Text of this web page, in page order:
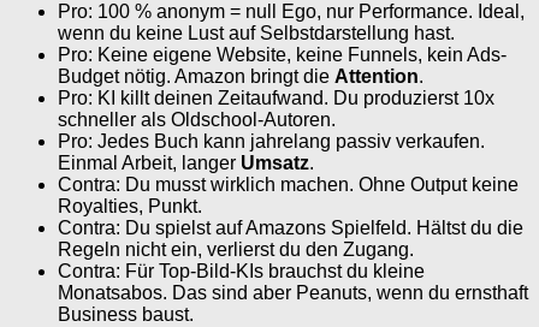
Pro: 100 % anonym = null Ego, nur Performance. Ideal,
wenn du keine Lust auf Selbstdarstellung hast.
Pro: Keine eigene Website, keine Funnels, kein Ads-
Budget nötig. Amazon bringt die Attention.
Pro: KI killt deinen Zeitaufwand. Du produzierst 10x
schneller als Oldschool-Autoren.
Pro: Jedes Buch kann jahrelang passiv verkaufen.
Einmal Arbeit, langer Umsatz.
Contra: Du musst wirklich machen. Ohne Output keine
Royalties, Punkt.
Contra: Du spielst auf Amazons Spielfeld. Hältst du die
Regeln nicht ein, verlierst du den Zugang.
Contra: Für Top-Bild-KIs brauchst du kleine
Monatsabos. Das sind aber Peanuts, wenn du ernsthaft
Business baust.